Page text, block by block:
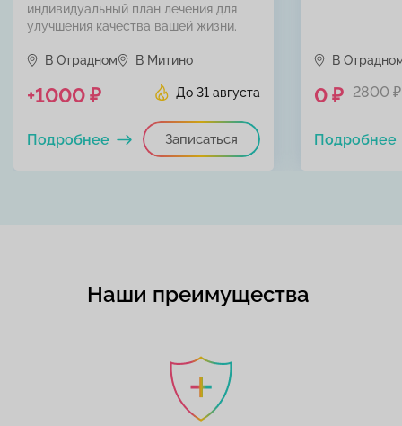
индивидуальный план лечения для
улучшения качества вашей жизни.
В Отрадном В Митино
До 31 августа
+1000 ₽
Записаться
Подробнее
В
0 ₽ 2800 ₽
Подробнее
Наши преимущества